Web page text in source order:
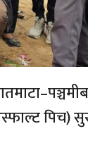
पिच)